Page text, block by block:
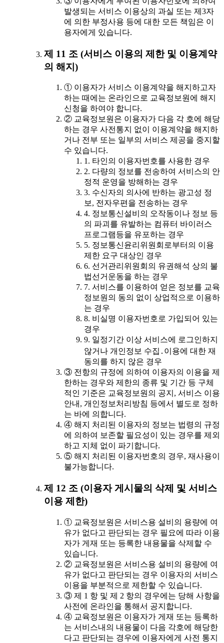
발생되는 서비스 이용상의 과실 또는 제3자
에 의한 부정사용 등에 대한 모든 책임은 이
용자에게 있습니다.
제 11 조 (서비스 이용의 제한 및 이용계약
의 해지)
① 이용자가 서비스 이용계약을 해지하고자
하는 때에는 온라인으로 교육정보원에 해지
신청을 하여야 합니다.
② 교육정보원은 이용자가 다음 각 호에 해당
하는 경우 사전통지 없이 이용계약을 해지하
거나 전부 또는 일부의 서비스 제공을 중지할
수 있습니다.
1. 타인의 이용자번호를 사용한 경우
2. 다량의 정보를 전송하여 서비스의 안
정적 운영을 방해하는 경우
3. 수신자의 의사에 반하는 광고성 정
보, 전자우편을 전송하는 경우
4. 정보통신설비의 오작동이나 정보 등
의 파괴를 유발하는 컴퓨터 바이러스
프로그램등을 유포하는 경우
5. 정보통신윤리위원회로부터의 이용
제한 요구 대상인 경우
6. 선거관리위원회의 유권해석 상의 불
법선거운동을 하는 경우
7. 서비스를 이용하여 얻은 정보를 교육
정보원의 동의 없이 상업적으로 이용하
는 경우
8. 비실명 이용자번호로 가입되어 있는
경우
9. 일정기간 이상 서비스에 로그인하지
않거나 개인정보 수집․이용에 대한 재
동의를 하지 않은 경우
③ 전항의 규정에 의하여 이용자의 이용을 제
한하는 경우와 제한의 종류 및 기간 등 구체
적인 기준은 교육정보원의 공지, 서비스 이용
안내, 개인정보처리방침 등에서 별도로 정하
는 바에 의합니다.
④ 해지 처리된 이용자의 정보는 법령의 규정
에 의하여 보존할 필요성이 있는 경우를 제외
하고 지체 없이 파기합니다.
⑤ 해지 처리된 이용자번호의 경우, 재사용이
불가능합니다.
제 12 조 (이용자 게시물의 삭제 및 서비스
이용 제한)
① 교육정보원은 서비스용 설비의 용량에 여
유가 없다고 판단되는 경우 필요에 따라 이용
자가 게재 또는 등록한 내용물을 삭제할 수
있습니다.
② 교육정보원은 서비스용 설비의 용량에 여
유가 없다고 판단되는 경우 이용자의 서비스
이용을 부분적으로 제한할 수 있습니다.
③ 제 1 항 및 제 2 항의 경우에는 당해 사항을
사전에 온라인을 통해서 공지합니다.
④ 교육정보원은 이용자가 게재 또는 등록하
는 서비스내의 내용물이 다음 각호에 해당한
다고 판단되는 경우에 이용자에게 사전 통지